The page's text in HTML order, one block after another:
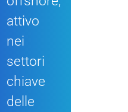
attivo
nei
settori
chiave
delle